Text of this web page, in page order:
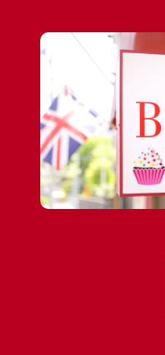
3/8）にオススメ